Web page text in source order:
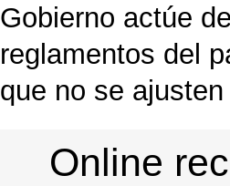
Gobierno actúe
reglamentos del
que no se
Online